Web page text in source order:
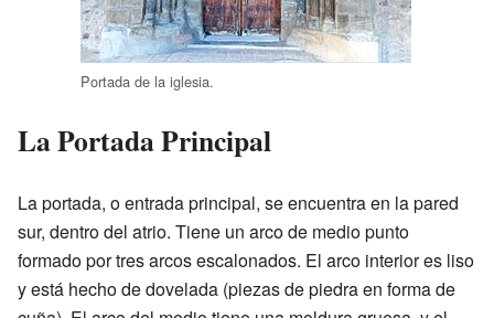
Portada de la iglesia.
La Portada Principal
La portada, o entrada principal, se encuentra en la pared
sur, dentro del atrio. Tiene un arco de medio punto
formado por tres arcos escalonados. El arco interior es liso
y está hecho de dovelada (piezas de piedra en forma de